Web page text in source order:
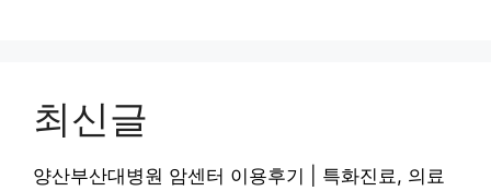
최신글
양산부산대병원 암센터 이용후기 | 특화진료, 의료